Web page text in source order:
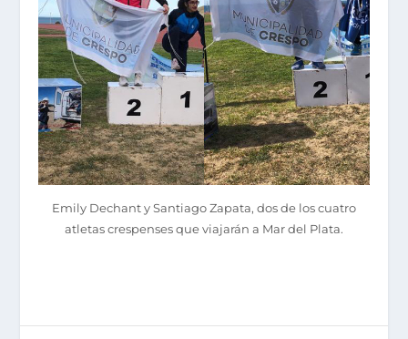
Emily Dechant y Santiago Zapata, dos de los cuatro
atletas crespenses que viajarán a Mar del Plata.